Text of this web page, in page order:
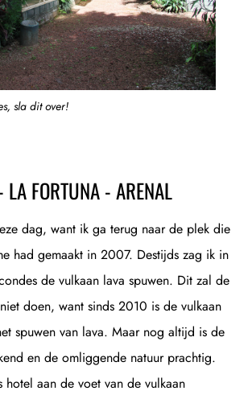
sla dit over!
FORTUNA - ARENAL
dag, want ik ga terug naar de plek die
had gemaakt in 2007. Destijds zag ik in
de vulkaan lava spuwen. Dit zal de
doen, want sinds 2010 is de vulkaan
spuwen van lava. Maar nog altijd is de
en de omliggende natuur prachtig.
aan de voet van de vulkaan